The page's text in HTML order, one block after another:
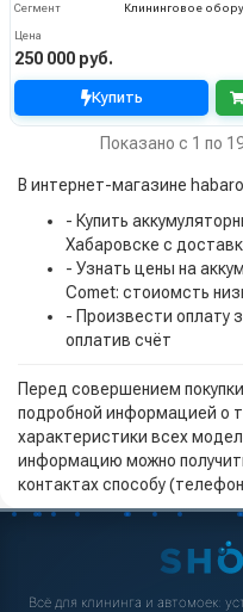
Сегмент
Цена
250 000 руб.
Купить
Показано с 1 по
В интернет-магазине
- Купить
Хабаровске с
- Узнать цены на
Comet: стоиомсть
- Произвести оплату
оплатив счёт
Перед совершением
подробной информацией о
характеристики всех
информацию можно
контактах способу
Всё для клининга и автомоек: